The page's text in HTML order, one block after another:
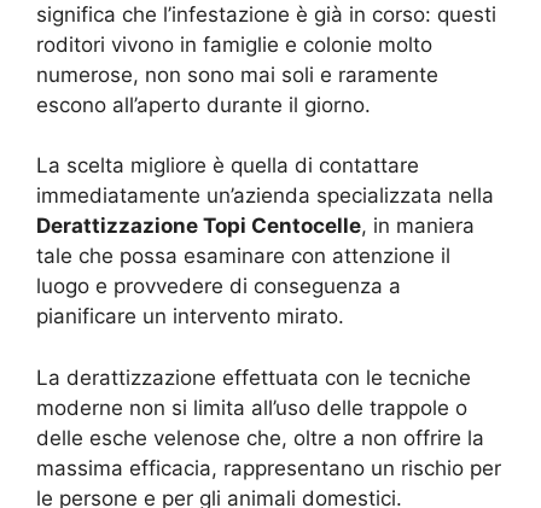
significa che l’infestazione è già in corso: questi
roditori vivono in famiglie e colonie molto
numerose, non sono mai soli e raramente
escono all’aperto durante il giorno.
La scelta migliore è quella di contattare
immediatamente un’azienda specializzata nella
Derattizzazione Topi Centocelle, in maniera
tale che possa esaminare con attenzione il
luogo e provvedere di conseguenza a
pianificare un intervento mirato.
La derattizzazione effettuata con le tecniche
moderne non si limita all’uso delle trappole o
delle esche velenose che, oltre a non offrire la
massima efficacia, rappresentano un rischio per
le persone e per gli animali domestici.